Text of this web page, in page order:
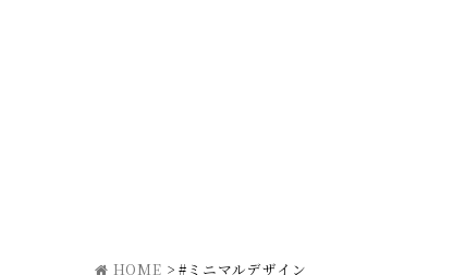
HOME >#ミニマルデザイン